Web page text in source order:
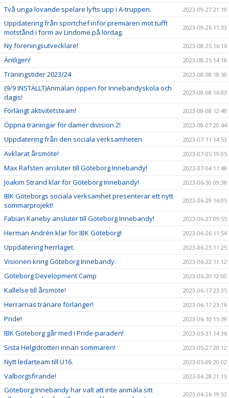
Två unga lovande spelare lyfts upp i A-truppen. 2023-09-27 21:19
Uppdatering från sportchef inför premiären mot tufft
motstånd i form av Lindome på lördag.
2023-09-26 11:33
Ny föreningsutvecklare! 2023-08-25 16:16
Äntligen! 2023-08-25 14:18
Träningstider 2023/24 2023-08-08 18:50
(9/9 INSTÄLLT)Anmälan öppen för Innebandyskola och
dagis!
2023-08-08 16:03
Förlängt aktivitetsteam! 2023-08-08 12:49
Öppna träningar för damer division 2! 2023-08-07 20:44
Uppdatering från den sociala verksamheten 2023-07-11 14:53
Avklarat årsmöte! 2023-07-05 19:05
Max Rafsten ansluter till Göteborg Innebandy! 2023-07-04 11:48
Joakim Strand klar för Göteborg Innebandy! 2023-06-30 09:38
IBK Göteborgs sociala verksamhet presenterar ett nytt
sommarprojekt!
2023-06-29 16:05
Fabian Kaneby ansluter till Göteborg Innebandy! 2023-06-27 09:55
Herman Andrén klar för IBK Göteborg! 2023-06-26 11:54
Uppdatering herrlaget. 2023-06-25 11:25
Visionen kring Göteborg Innebandy. 2023-06-22 11:12
Göteborg Development Camp 2023-06-20 12:00
Kallelse till årsmöte! 2023-06-17 23:35
Herrarnas tränare förlänger! 2023-06-17 23:16
Pride! 2023-06-10 15:39
IBK Göteborg går med i Pride-paraden! 2023-05-31 14:36
Sista Helgidrotten innan sommaren! 2023-05-27 20:12
Nytt ledarteam till U16. 2023-05-09 20:02
Valborgsfirande! 2023-04-28 21:13
Göteborg Innebandy har valt att inte anmäla sitt
2023-04-26 19:33